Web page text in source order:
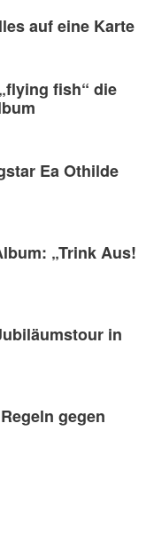
auf eine Karte
fish“ die
Ea Othilde
„Trink Aus!
in
gegen